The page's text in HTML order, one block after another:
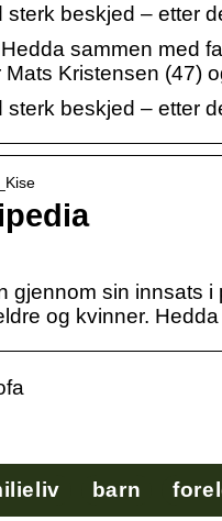
sterk beskjed – etter
sammen med
Kristensen (47)
sterk beskjed – etter
gjennom sin innsats
og kvinner.
barn